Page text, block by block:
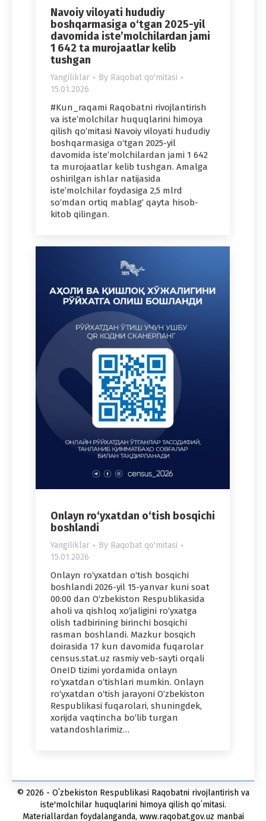
Navoiy viloyati hududiy
boshqarmasiga o‘tgan 2025-yil
davomida iste’molchilardan jami
1 642 ta murojaatlar kelib
tushgan
Yangiliklar By Raqobat qo'mitasi
15.01.2026
#Kun_raqami Raqobatni rivojlantirish
va iste’molchilar huquqlarini himoya
qilish qo‘mitasi Navoiy viloyati hududiy
boshqarmasiga o‘tgan 2025-yil
davomida iste’molchilardan jami 1 642
ta murojaatlar kelib tushgan. Amalga
oshirilgan ishlar natijasida
iste’molchilar foydasiga 2,5 mlrd
so‘mdan ortiq mablag‘ qayta hisob-
kitob qilingan.
Onlayn ro‘yxatdan o‘tish bosqichi
boshlandi
Yangiliklar By Raqobat qo'mitasi
15.01.2026
Onlayn ro‘yxatdan o‘tish bosqichi
boshlandi 2026-yil 15-yanvar kuni soat
00:00 dan O‘zbekiston Respublikasida
aholi va qishloq xo‘jaligini ro‘yxatga
olish tadbirining birinchi bosqichi
rasman boshlandi. Mazkur bosqich
doirasida 17 kun davomida fuqarolar
census.stat.uz rasmiy veb-sayti orqali
OneID tizimi yordamida onlayn
ro‘yxatdan o‘tishlari mumkin. Onlayn
ro‘yxatdan o‘tish jarayoni O‘zbekiston
Respublikasi fuqarolari, shuningdek,
xorijda vaqtincha bo‘lib turgan
vatandoshlarimiz…
© 2026 - Oʻzbekiston Respublikasi Raqobatni rivojlantirish va
iste'molchilar huquqlarini himoya qilish qoʻmitasi.
Materiallardan foydalanganda, www.raqobat.gov.uz manbai